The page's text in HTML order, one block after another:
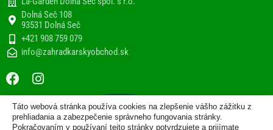
Dolná Seč 108
93531 Dolná Seč
+421 908 759 079
info@zahradkarskyobchod.sk
F
a
c
e
I
n
s
t
2013-2020 © Internetový obchod
Táto webová stránka používa cookies na zlepšenie vášho zážitku z
prehliadania a zabezpečenie správneho fungovania stránky.
Pokračovaním v používaní tejto stránky potvrdzujete a prijímate